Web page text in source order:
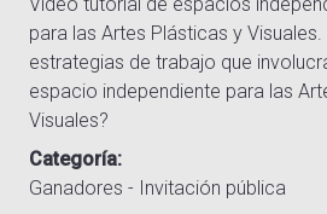
para las Artes Plásticas y Visuales.
estrategias de trabajo que
espacio independiente para las
Visuales?
Categoría
Ganadores - Invitación pública